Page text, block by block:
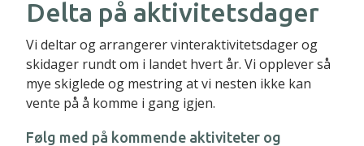
Delta på aktivitetsdager
Vi deltar og arrangerer vinteraktivitetsdager og
skidager rundt om i landet hvert år. Vi opplever så
mye skiglede og mestring at vi nesten ikke kan
vente på å komme i gang igjen.
Følg med på kommende aktiviteter og